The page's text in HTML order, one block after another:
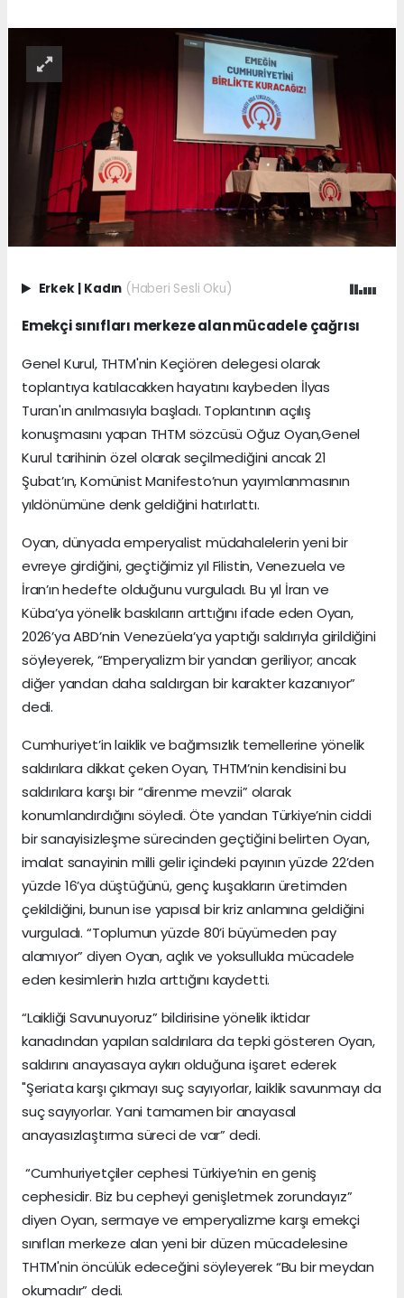
Erkek | Kadın (Haberi Sesli Oku)
Emekçi sınıfları merkeze alan mücadele çağrısı
Genel Kurul, THTM'nin Keçiören delegesi olarak
toplantıya katılacakken hayatını kaybeden İlyas
Turan'ın anılmasıyla başladı. Toplantının açılış
konuşmasını yapan THTM sözcüsü Oğuz Oyan,Genel
Kurul tarihinin özel olarak seçilmediğini ancak 21
Şubat’ın, Komünist Manifesto’nun yayımlanmasının
yıldönümüne denk geldiğini hatırlattı.
Oyan, dünyada emperyalist müdahalelerin yeni bir
evreye girdiğini, geçtiğimiz yıl Filistin, Venezuela ve
İran’ın hedefte olduğunu vurguladı. Bu yıl İran ve
Küba’ya yönelik baskıların arttığını ifade eden Oyan,
2026’ya ABD’nin Venezüela’ya yaptığı saldırıyla girildiğini
söyleyerek, “Emperyalizm bir yandan geriliyor; ancak
diğer yandan daha saldırgan bir karakter kazanıyor”
dedi.
Cumhuriyet’in laiklik ve bağımsızlık temellerine yönelik
saldırılara dikkat çeken Oyan, THTM’nin kendisini bu
saldırılara karşı bir “direnme mevzii” olarak
konumlandırdığını söyledi. Öte yandan Türkiye’nin ciddi
bir sanayisizleşme sürecinden geçtiğini belirten Oyan,
imalat sanayinin milli gelir içindeki payının yüzde 22’den
yüzde 16’ya düştüğünü, genç kuşakların üretimden
çekildiğini, bunun ise yapısal bir kriz anlamına geldiğini
vurguladı. “Toplumun yüzde 80’i büyümeden pay
alamıyor” diyen Oyan, açlık ve yoksullukla mücadele
eden kesimlerin hızla arttığını kaydetti.
“Laikliği Savunuyoruz” bildirisine yönelik iktidar
kanadından yapılan saldırılara da tepki gösteren Oyan,
saldırını anayasaya aykırı olduğuna işaret ederek
"Şeriata karşı çıkmayı suç sayıyorlar, laiklik savunmayı da
suç sayıyorlar. Yani tamamen bir anayasal
anayasızlaştırma süreci de var” dedi.
“Cumhuriyetçiler cephesi Türkiye’nin en geniş
cephesidir. Biz bu cepheyi genişletmek zorundayız”
diyen Oyan, sermaye ve emperyalizme karşı emekçi
sınıfları merkeze alan yeni bir düzen mücadelesine
THTM'nin öncülük edeceğini söyleyerek “Bu bir meydan
okumadır” dedi.